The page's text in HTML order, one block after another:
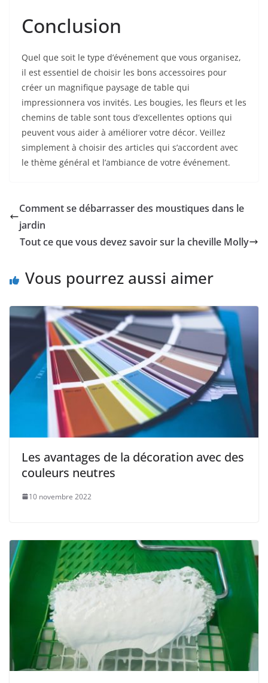
Conclusion
Quel que soit le type d’événement que vous organisez,
il est essentiel de choisir les bons accessoires pour
créer un magnifique paysage de table qui
impressionnera vos invités. Les bougies, les fleurs et les
chemins de table sont tous d’excellentes options qui
peuvent vous aider à améliorer votre décor. Veillez
simplement à choisir des articles qui s’accordent avec
le thème général et l’ambiance de votre événement.
Comment se débarrasser des moustiques dans le
jardin
Tout ce que vous devez savoir sur la cheville Molly
Vous pourrez aussi aimer
Les avantages de la décoration avec des
couleurs neutres
10 novembre 2022